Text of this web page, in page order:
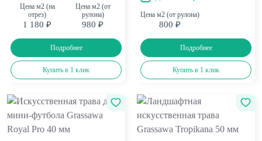
Цена м2 (на
отрез)
1 180 ₽
Цена м2 (от
рулона)
980 ₽
Подробнее
Купить в 1 клик
Цена м2 (от рулона)
800 ₽
Подробнее
Купить в 1 клик